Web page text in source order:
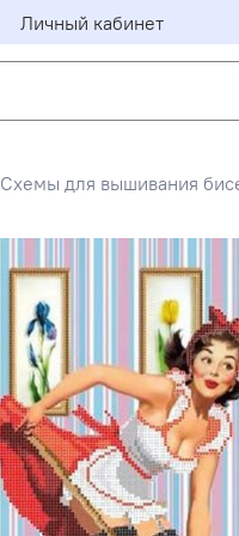
Личный кабинет
Схемы для вышивания